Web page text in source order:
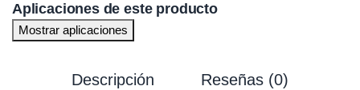
Aplicaciones de este producto
Mostrar aplicaciones
Descripción Reseñas (0)